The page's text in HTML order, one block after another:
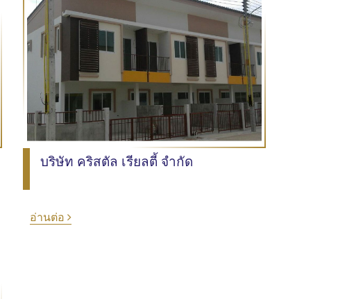
บริษัท คริสตัล เรียลตี้ จำกัด
อ่านต่อ